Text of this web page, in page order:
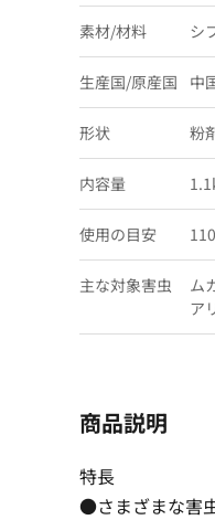
素材/材料 シ
生産国/原産国 中
形状 粉
内容量
使用の目安
主な対象害虫
ム
ア
商品説明
特長
●さまざまな害